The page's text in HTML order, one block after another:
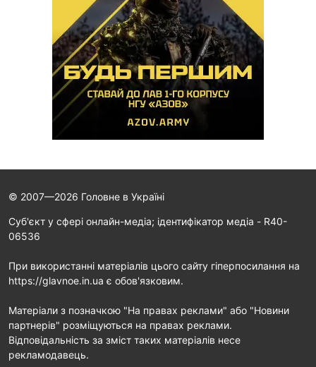
© 2007—2026 Головне в Україні
Cуб'єкт у сфері онлайн-медіа; ідентифікатор медіа - R40-
06536
При використанні матеріалів цього сайту гіперпосилання на
https://glavnoe.in.ua є обов'язковим.
Матеріали з позначкою "На правах реклами" або "Новини
партнерів" розміщуються на правах реклами.
Відповідальність за зміст таких матеріалів несе
рекламодавець.